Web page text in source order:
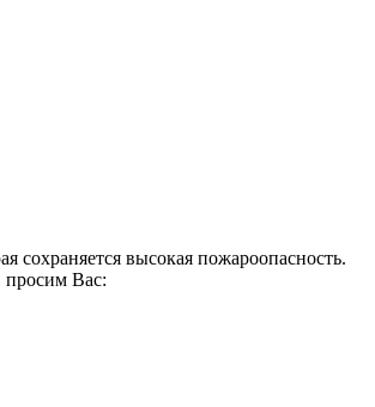
высокая пожароопасность.
просим Вас: